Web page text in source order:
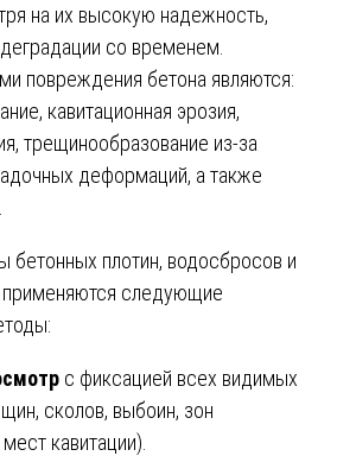
на их высокую надежность,
со временем.
повреждения бетона являются:
кавитационная эрозия,
трещинообразование из-за
деформаций, а также
бетонных плотин, водосбросов и
следующие
с фиксацией всех видимых
сколов, выбоин, зон
кавитации).